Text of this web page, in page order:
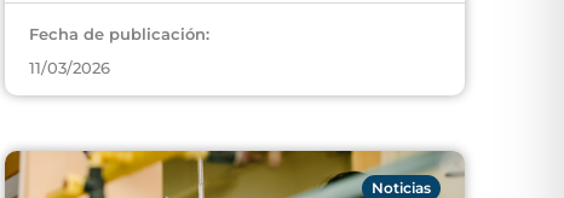
Fecha de publicación:
11/03/2026
Noticias